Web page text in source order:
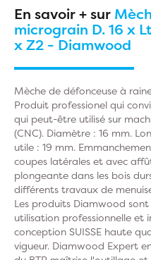
En savoir + sur
micrograin D. 16 x
x Z2 - Diamwood
Mèche de défonceuse à
Produit professionel qui
qui peut-être utilisé sur
(CNC). Diamètre : 16 mm.
utile : 19 mm.
coupes latérales et avec
plongeante dans les bois
différents travaux de
Les produits Diamwood
utilisation professionnelle et
conception SUISSE haute
vigueur. Diamwood Expert